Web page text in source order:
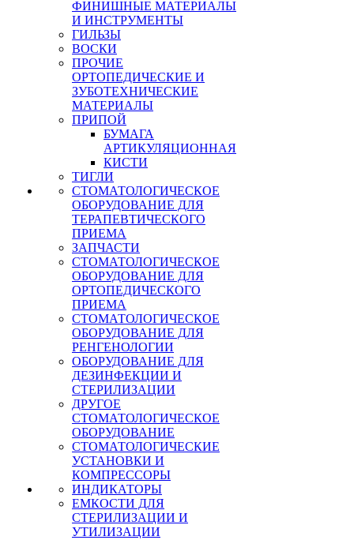
ФИНИШНЫЕ МАТЕРИАЛЫ
И ИНСТРУМЕНТЫ
ГИЛЬЗЫ
ВОСКИ
ПРОЧИЕ
ОРТОПЕДИЧЕСКИЕ И
ЗУБОТЕХНИЧЕСКИЕ
МАТЕРИАЛЫ
ПРИПОЙ
БУМАГА
АРТИКУЛЯЦИОННАЯ
КИСТИ
ТИГЛИ
СТОМАТОЛОГИЧЕСКОЕ
ОБОРУДОВАНИЕ ДЛЯ
ТЕРАПЕВТИЧЕСКОГО
ПРИЕМА
ЗАПЧАСТИ
СТОМАТОЛОГИЧЕСКОЕ
ОБОРУДОВАНИЕ ДЛЯ
ОРТОПЕДИЧЕСКОГО
ПРИЕМА
СТОМАТОЛОГИЧЕСКОЕ
ОБОРУДОВАНИЕ ДЛЯ
РЕНГЕНОЛОГИИ
ОБОРУДОВАНИЕ ДЛЯ
ДЕЗИНФЕКЦИИ И
СТЕРИЛИЗАЦИИ
ДРУГОЕ
СТОМАТОЛОГИЧЕСКОЕ
ОБОРУДОВАНИЕ
СТОМАТОЛОГИЧЕСКИЕ
УСТАНОВКИ И
КОМПРЕССОРЫ
ИНДИКАТОРЫ
ЕМКОСТИ ДЛЯ
СТЕРИЛИЗАЦИИ И
УТИЛИЗАЦИИ